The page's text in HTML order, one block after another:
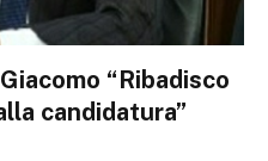
“Ribadisco
candidatura”